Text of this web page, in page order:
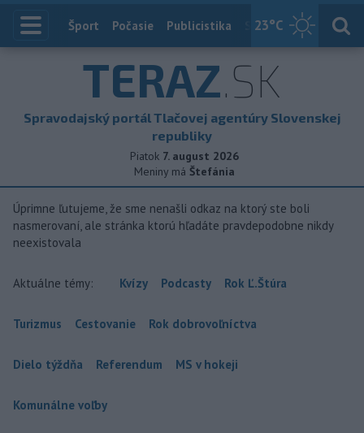
23°C
Index
Šport Počasie Publicistika Slovensko
TERAZ.SK
Spravodajský portál Tlačovej agentúry Slovenskej
republiky
Piatok 7. august 2026
Meniny má Štefánia
Úprimne ľutujeme, že sme nenašli odkaz na ktorý ste boli
nasmerovaní, ale stránka ktorú hľadáte pravdepodobne nikdy
neexistovala
Aktuálne témy: Kvízy Podcasty Rok Ľ.Štúra
Turizmus Cestovanie Rok dobrovoľníctva
Dielo týždňa Referendum MS v hokeji
Komunálne voľby